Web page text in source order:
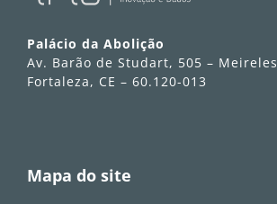
Palácio da Abolição
Av. Barão de Studart, 505 – Meireles
Fortaleza, CE – 60.120-013
Mapa do site